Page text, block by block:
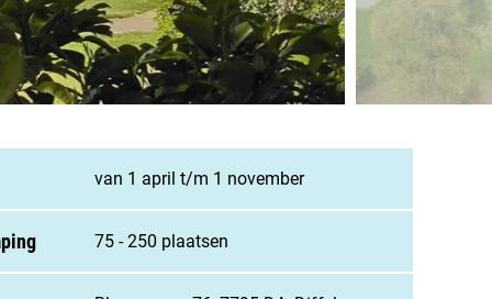
/ blog
van 1 april t/m 1 november
75 - 250 plaatsen